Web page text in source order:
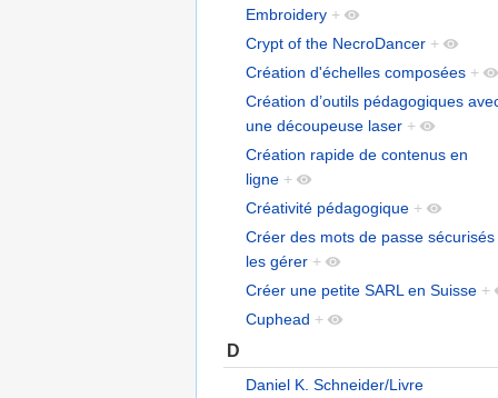
Embroidery +
Crypt of the NecroDancer +
Création d'échelles composées +
Création d’outils pédagogiques
une découpeuse laser +
Création rapide de contenus en
ligne +
Créativité pédagogique +
Créer des mots de passe sécurisés
les gérer +
Créer une petite SARL en Suisse +
Cuphead +
D
Daniel K. Schneider/Livre